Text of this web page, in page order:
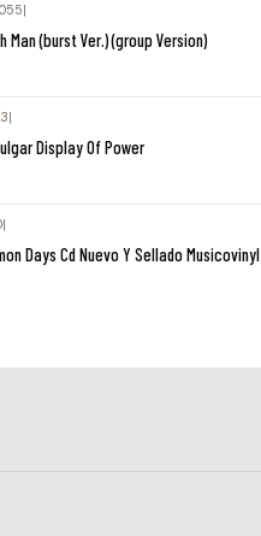
|
Man (burst Ver.) (group Version)
|
Display Of Power
|
Days Cd Nuevo Y Sellado Musicovinyl